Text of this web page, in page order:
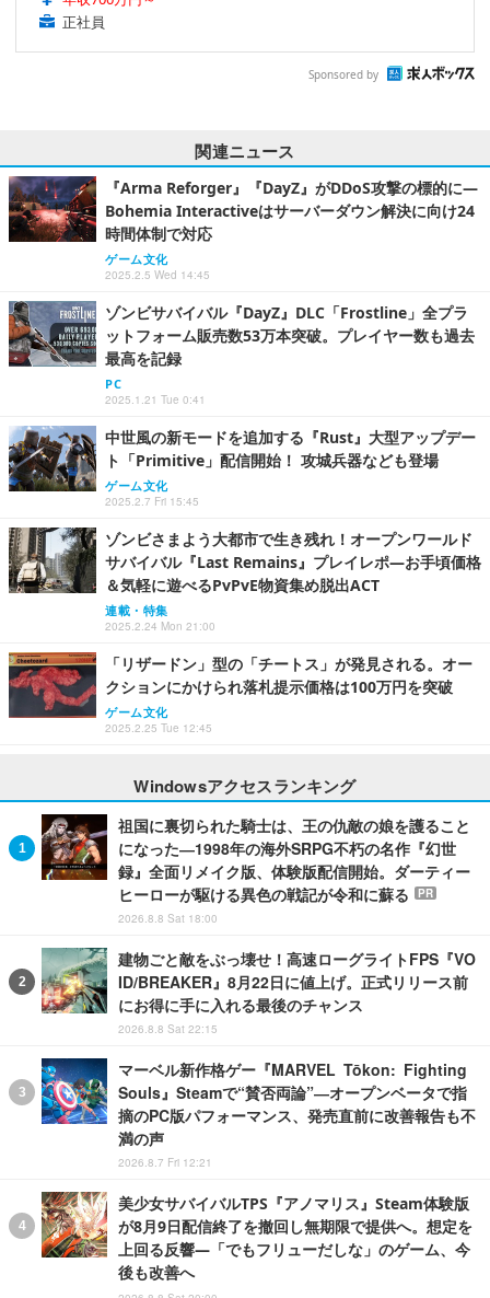
正社員
Sponsored by
関連ニュース
『Arma Reforger』『DayZ』がDDoS攻撃の標的に―
Bohemia Interactiveはサーバーダウン解決に向け24
時間体制で対応
ゲーム文化
2025.2.5 Wed 14:45
ゾンビサバイバル『DayZ』DLC「Frostline」全プラ
ットフォーム販売数53万本突破。プレイヤー数も過去
最高を記録
PC
2025.1.21 Tue 0:41
中世風の新モードを追加する『Rust』大型アップデー
ト「Primitive」配信開始！ 攻城兵器なども登場
ゲーム文化
2025.2.7 Fri 15:45
ゾンビさまよう大都市で生き残れ！オープンワールド
サバイバル『Last Remains』プレイレポ―お手頃価格
＆気軽に遊べるPvPvE物資集め脱出ACT
連載・特集
2025.2.24 Mon 21:00
「リザードン」型の「チートス」が発見される。オー
クションにかけられ落札提示価格は100万円を突破
ゲーム文化
2025.2.25 Tue 12:45
Windowsアクセスランキング
祖国に裏切られた騎士は、王の仇敵の娘を護ること
になった―1998年の海外SRPG不朽の名作『幻世
録』全面リメイク版、体験版配信開始。ダーティー
ヒーローが駆ける異色の戦記が令和に蘇る
PR
2026.8.8 Sat 18:00
建物ごと敵をぶっ壊せ！高速ローグライトFPS『VO
ID/BREAKER』8月22日に値上げ。正式リリース前
にお得に手に入れる最後のチャンス
2026.8.8 Sat 22:15
マーベル新作格ゲー『MARVEL Tōkon: Fighting
Souls』Steamで“賛否両論”―オープンベータで指
摘のPC版パフォーマンス、発売直前に改善報告も不
満の声
2026.8.7 Fri 12:21
美少女サバイバルTPS『アノマリス』Steam体験版
が8月9日配信終了を撤回し無期限で提供へ。想定を
上回る反響―「でもフリューだしな」のゲーム、今
後も改善へ